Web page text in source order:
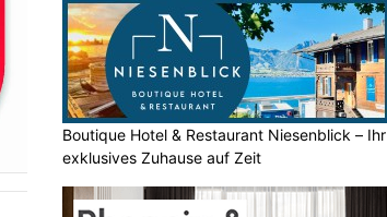
Boutique Hotel & Restaurant Niesenblick – Ihr
exklusives Zuhause auf Zeit